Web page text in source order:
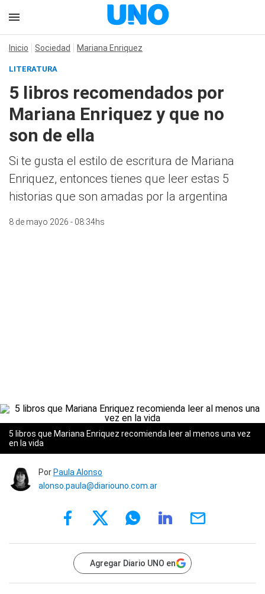
Inicio Sociedad Mariana Enriquez
LITERATURA
5 libros recomendados por
Mariana Enriquez y que no
son de ella
Si te gusta el estilo de escritura de Mariana
Enriquez, entonces tienes que leer estas 5
historias que son amadas por la argentina
8 de mayo 2026 - 08:34hs
5 libros que Mariana Enriquez recomienda leer al menos una vez
en la vida
Por Paula Alonso
alonso.paula@diariouno.com.ar
Agregar Diario UNO en